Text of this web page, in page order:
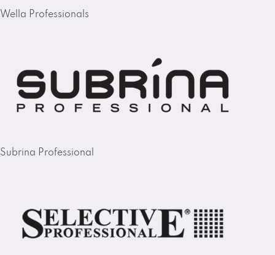
Wella Professionals
Subrina Professional